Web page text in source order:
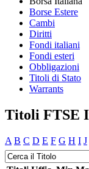
Borse Estere
Cambi
Diritti
Fondi italiani
Fondi esteri
Obbligazioni
Titoli di Stato
Warrants
Titoli FTSE
A B C D E F G H I J